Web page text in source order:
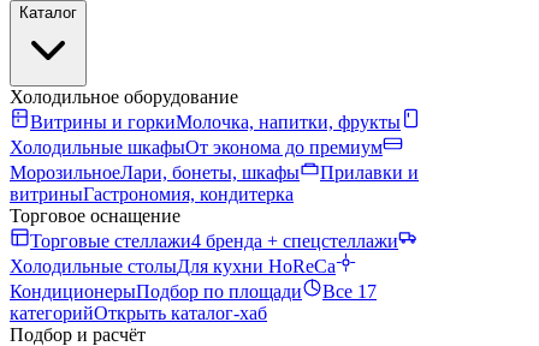
Каталог
Холодильное оборудование
Витрины и горкиМолочка, напитки, фрукты
Холодильные шкафыОт эконома до премиум
МорозильноеЛари, бонеты, шкафы
Прилавки и
витриныГастрономия, кондитерка
Торговое оснащение
Торговые стеллажи4 бренда + спецстеллажи
Холодильные столыДля кухни HoReCa
КондиционерыПодбор по площади
Все 17
категорийОткрыть каталог-хаб
Подбор и расчёт